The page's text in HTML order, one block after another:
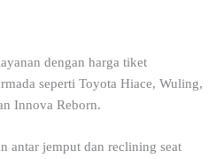
dengan harga tiket
seperti Toyota Hiace, Wuling,
Innova Reborn.
antar jemput dan reclining seat